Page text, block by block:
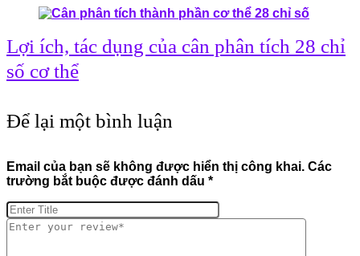
Lợi ích, tác dụng của cân phân tích 28 chỉ
số cơ thể
Để lại một bình luận
Email của bạn sẽ không được hiển thị công khai. Các
trường bắt buộc được đánh dấu *